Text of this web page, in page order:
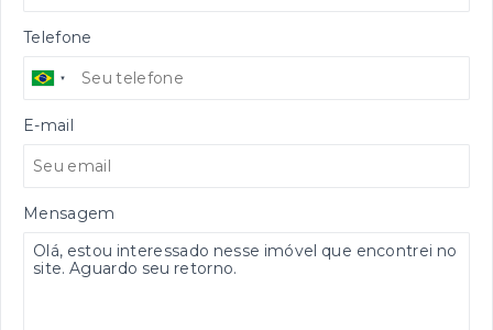
Telefone
E-mail
Mensagem